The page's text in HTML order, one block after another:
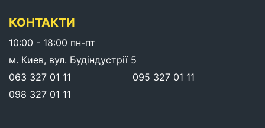
КОНТАКТИ
10:00 - 18:00 пн-пт
м. Киев, вул. Будіндустрії 5
063 327 01 11
095 327 01 11
098 327 01 11